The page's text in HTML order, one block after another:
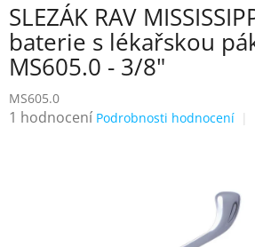
SLEZÁK RAV
baterie s lékařskou
MS605.0 - 3/8"
MS605.0
Průměrné
1 hodnocení Podrobnosti hodnocení